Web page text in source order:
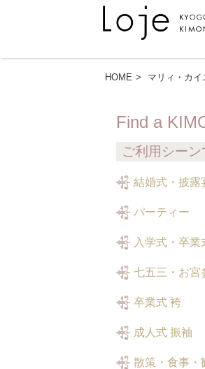
HOME マリィ・カイ
Find a
ご利用シーン
結婚式・披露
パーティー
入学式・卒業
七五三・お宮
卒業式 袴
成人式 振袖
散策・食事・